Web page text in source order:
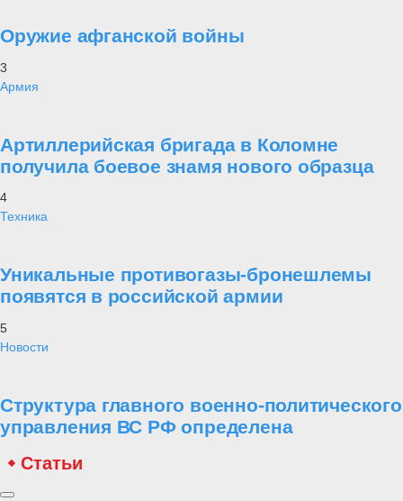
Оружие афганской войны
3
Армия
Артиллерийская бригада в Коломне
получила боевое знамя нового образца
4
Техника
Уникальные противогазы-бронешлемы
появятся в российской армии
5
Новости
Структура главного военно-политического
управления ВС РФ определена
Статьи